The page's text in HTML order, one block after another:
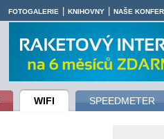
WIFI SPEEDMETER
FOTOGALERIE KNIHOVNY NAŠE